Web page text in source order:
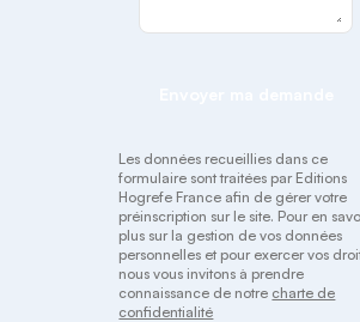
Les données recueillies dans ce
formulaire sont traitées par Editions
Hogrefe France afin de gérer votre
préinscription sur le site. Pour en
plus sur la gestion de vos données
personnelles et pour exercer vos
nous vous invitons à prendre
connaissance de notre charte de
confidentialité